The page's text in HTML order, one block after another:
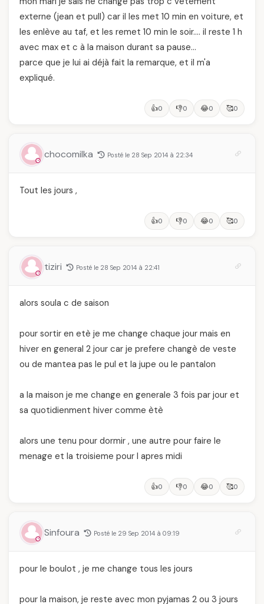
externe (jean et pull) car il les met 10 min en voiture, et
les enlève au taf, et les remet 10 min le soir…. il reste 1 h
avec max et c à la maison durant sa pause…
parce que je lui ai déjà fait la remarque, et il m'a
expliqué.
👍0 👎0 😂0 🥰0
chocomilka Posté le 28 Sep 2014 à 22:34
Tout les jours ,
👍0 👎0 😂0 🥰0
tiziri Posté le 28 Sep 2014 à 22:41
alors soula c de saison
pour sortir en etè je me change chaque jour mais en
hiver en general 2 jour car je prefere changè de veste
ou de mantea pas le pul et la jupe ou le pantalon
a la maison je me change en generale 3 fois par jour et
sa quotidienment hiver comme ètè
alors une tenu pour dormir , une autre pour faire le
menage et la troisieme pour l apres midi
👍0 👎0 😂0 🥰0
Sinfoura Posté le 29 Sep 2014 à 09:19
pour le boulot , je me change tous les jours
pour la maison, je reste avec mon pyjamas 2 ou 3 jours